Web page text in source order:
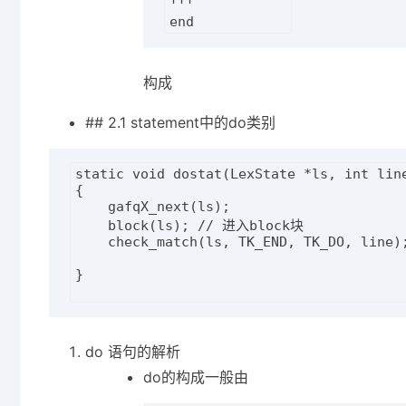
'''
构成
## 2.1 statement中的do类别
static void dostat(LexState *ls, int
{
    gafqX_next(ls);
    block(ls); // 进入block块
check_match(ls, TK_END, TK_DO,
}
do 语句的解析
do的构成一般由